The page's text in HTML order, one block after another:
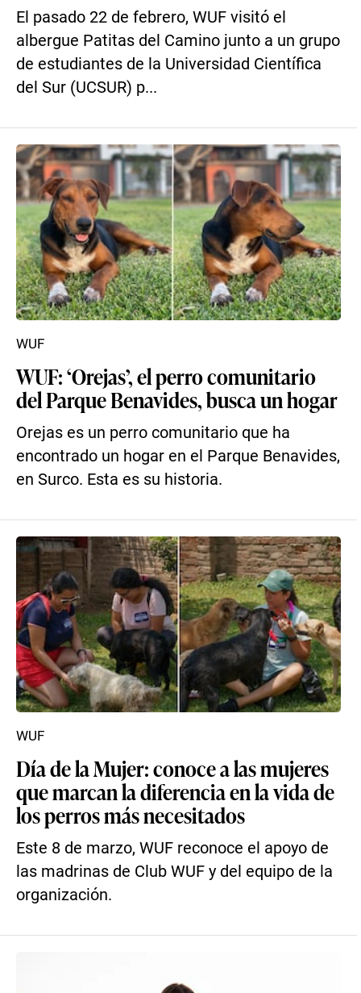
El pasado 22 de febrero, WUF visitó el
albergue Patitas del Camino junto a un grupo
de estudiantes de la Universidad Científica
del Sur (UCSUR) p...
WUF: ‘Orejas’, el perro comunitario
del Parque Benavides, busca un hogar
Orejas es un perro comunitario que ha
encontrado un hogar en el Parque Benavides,
en Surco. Esta es su historia.
WUF
Día de la Mujer: conoce a las mujeres
que marcan la diferencia en la vida de
los perros más necesitados
Este 8 de marzo, WUF reconoce el apoyo de
las madrinas de Club WUF y del equipo de la
organización.
WUF